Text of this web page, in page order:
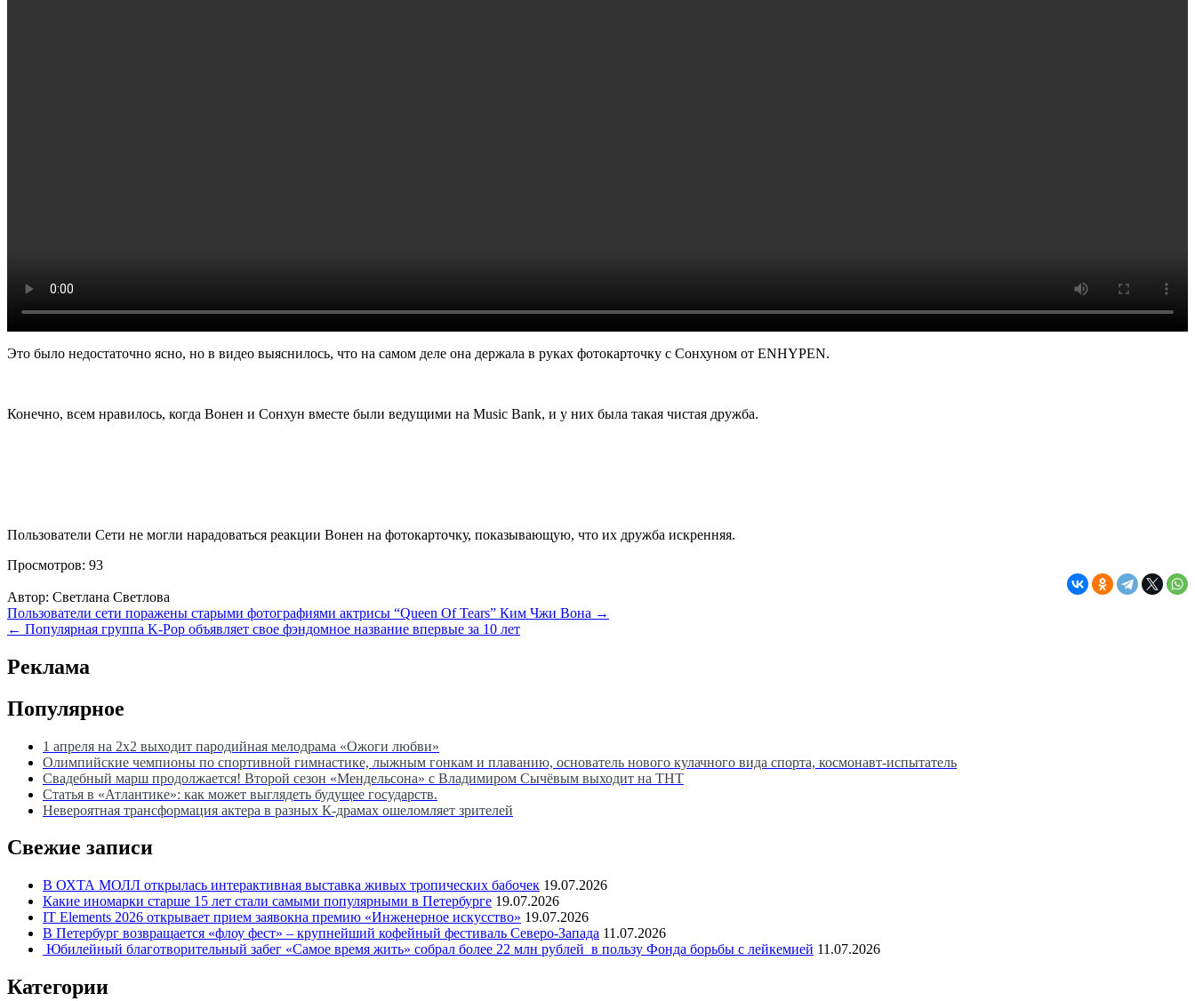
Это было недостаточно ясно, но в видео выяснилось, что на самом деле она держала в руках фотокарточку с Сонхуном от ENHYPEN.
Конечно, всем нравилось, когда Вонен и Сонхун вместе были ведущими на Music Bank, и у них была такая чистая дружба.
Пользователи Сети не могли нарадоваться реакции Вонен на фотокарточку, показывающую, что их дружба искренняя.
Просмотров: 93
Автор: Светлана Светлова
Навигация
по
записям
Пользователи сети поражены старыми фотографиями актрисы “Queen Of Tears” Ким Чжи Вона →
← Популярная группа K-Pop объявляет свое фэндомное название впервые за 10 лет
Реклама
Популярное
1 апреля на 2х2 выходит пародийная мелодрама «Ожоги любви»
Олимпийские чемпионы по спортивной гимнастике, лыжным гонкам и плаванию, основатель нового кулачного вида спорта, космонавт-испытатель
Свадебный марш продолжается! Второй сезон «Мендельсона» с Владимиром Сычёвым выходит на ТНТ
Статья в «Атлантике»: как может выглядеть будущее государств.
Невероятная трансформация актера в разных К-драмах ошеломляет зрителей
Свежие записи
В ОХТА МОЛЛ открылась интерактивная выставка живых тропических бабочек 19.07.2026
Какие иномарки старше 15 лет стали самыми популярными в Петербурге 19.07.2026
IT Elements 2026 открывает прием заявокна премию «Инженерное искусство» 19.07.2026
В Петербург возвращается «флоу фест» – крупнейший кофейный фестиваль Северо-Запада 11.07.2026
Юбилейный благотворительный забег «Самое время жить» собрал более 22 млн рублей в пользу Фонда борьбы с лейкемией 11.07.2026
Категории